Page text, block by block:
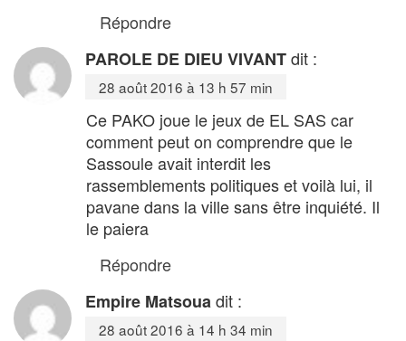
Répondre
PAROLE DE DIEU VIVANTdit :
28 août 2016 à 13 h 57 min
Ce PAKO joue le jeux de EL SAS car
comment peut on comprendre que le
Sassoule avait interdit les
rassemblements politiques et voilà lui, il
pavane dans la ville sans être inquiété. Il
le paiera
Répondre
Empire Matsouadit :
28 août 2016 à 14 h 34 min